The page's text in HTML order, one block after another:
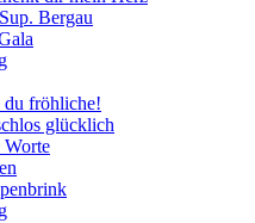
Bergau
du fröhliche!
glücklich
Worte